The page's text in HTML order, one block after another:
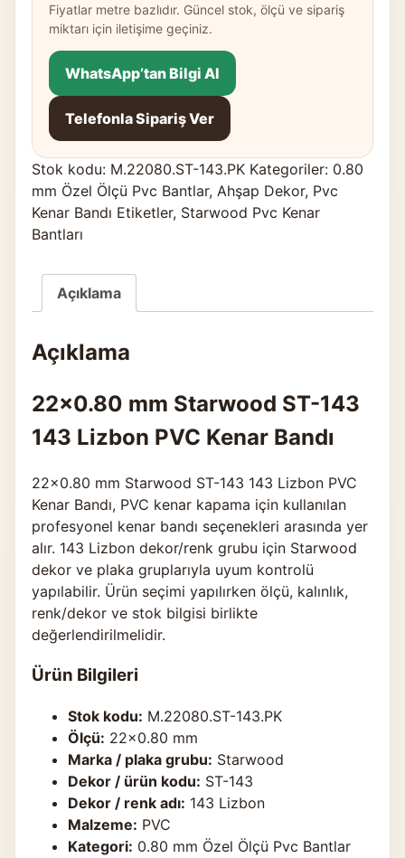
Fiyatlar metre bazlıdır. Güncel stok, ölçü ve sipariş
miktarı için iletişime geçiniz.
WhatsApp’tan Bilgi Al
Telefonla Sipariş Ver
Stok kodu: M.22080.ST-143.PK Kategoriler: 0.80
mm Özel Ölçü Pvc Bantlar, Ahşap Dekor, Pvc
Kenar Bandı Etiketler, Starwood Pvc Kenar
Bantları
Açıklama
Açıklama
22×0.80 mm Starwood ST-143
143 Lizbon PVC Kenar Bandı
22×0.80 mm Starwood ST-143 143 Lizbon PVC
Kenar Bandı, PVC kenar kapama için kullanılan
profesyonel kenar bandı seçenekleri arasında yer
alır. 143 Lizbon dekor/renk grubu için Starwood
dekor ve plaka gruplarıyla uyum kontrolü
yapılabilir. Ürün seçimi yapılırken ölçü, kalınlık,
renk/dekor ve stok bilgisi birlikte
değerlendirilmelidir.
Ürün Bilgileri
Stok kodu: M.22080.ST-143.PK
Ölçü: 22×0.80 mm
Marka / plaka grubu: Starwood
Dekor / ürün kodu: ST-143
Dekor / renk adı: 143 Lizbon
Malzeme: PVC
Kategori: 0.80 mm Özel Ölçü Pvc Bantlar